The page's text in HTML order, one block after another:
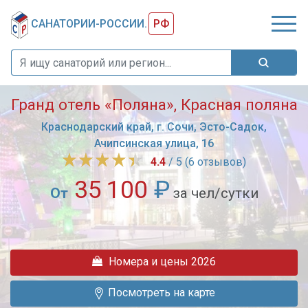
САНАТОРИИ-РОССИИ. РФ
Гранд отель «Поляна», Красная поляна
Краснодарский край, г. Сочи, Эсто-Садок,
Ачипсинская улица, 16
4.4/ 5 (6 отзывов)
От 35 100 ₽ за чел/сутки
Гранд
Отель
Поляна
в
красивейшем
Номера и цены 2026
Посмотреть на карте